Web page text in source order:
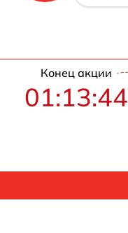
Конец акции
01:13:43